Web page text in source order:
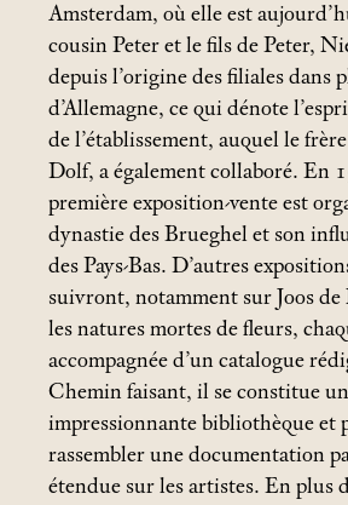
Amsterdam, où elle est
cousin Peter et le fils de Peter,
depuis l’origine des filiales dans
d’Allemagne, ce qui dénote
de l’établissement, auquel le
Dolf, a également collaboré. En
première exposition-vente est
dynastie des Brueghel et son
des Pays-Bas. D’autres
suivront, notamment sur Joos
les natures mortes de fleurs,
accompagnée d’un catalogue
Chemin faisant, il se constitue
impressionnante bibliothèque et
rassembler une documentation
étendue sur les artistes. En plus